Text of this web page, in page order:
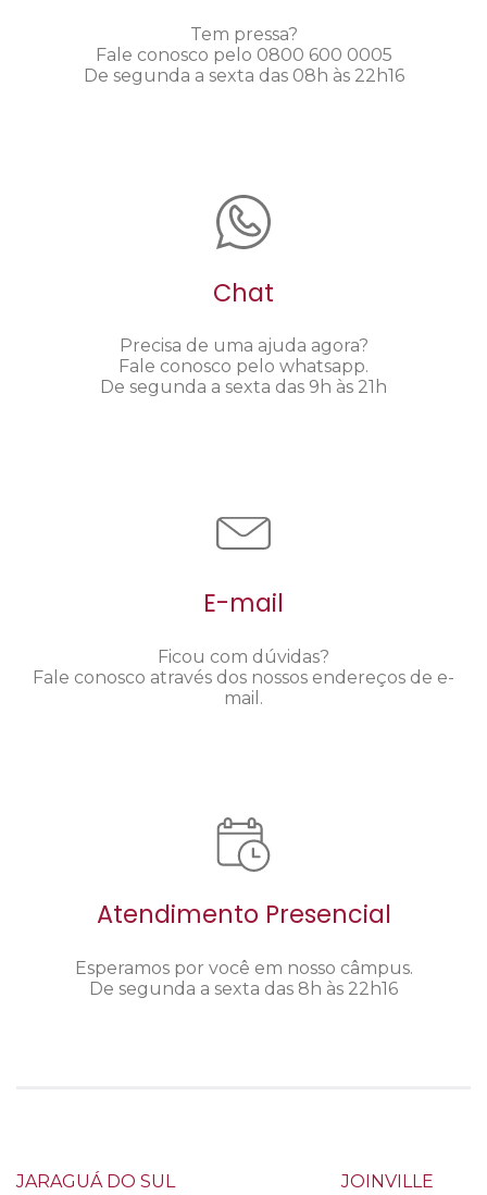
Tem pressa?
Fale conosco pelo 0800 600 0005
De segunda a sexta das 08h às 22h16
Chat
Precisa de uma ajuda agora?
Fale conosco pelo whatsapp.
De segunda a sexta das 9h às 21h
E-mail
Ficou com dúvidas?
Fale conosco através dos nossos endereços de e-
mail.
Atendimento Presencial
Esperamos por você em nosso câmpus.
De segunda a sexta das 8h às 22h16
JARAGUÁ DO SUL JOINVILLE